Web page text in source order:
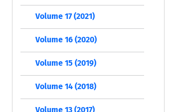
Volume 17 (2021)
Volume 16 (2020)
Volume 15 (2019)
Volume 14 (2018)
Volume 13 (2017)